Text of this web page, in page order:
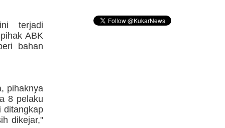
terjadi
ABK
bahan
pihaknya
8 pelaku
ditangkap
dikejar,"